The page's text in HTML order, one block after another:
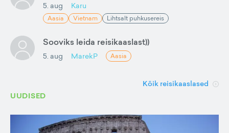
5. aug Karu
Aasia Vietnam Lihtsalt puhkusereis
Sooviks leida reisikaaslast))
5. aug MarekP Aasia
Kõik reisikaaslased
UUDISED